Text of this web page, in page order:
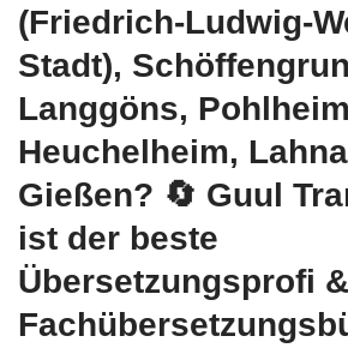
(Friedrich-Ludwig-
Stadt),
Langgöns,
Heuchelheim,
Gießen? 🔄 Guul
ist der beste
Übersetzungsprofi &